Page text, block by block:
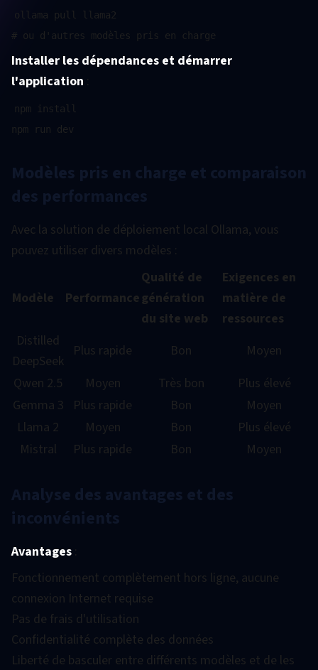
ollama pull llama2
Installer les dépendances et démarrer
l'application :
npm install
Modèles pris en charge et comparaison
des performances
Avec la solution de déploiement local Ollama, vous
pouvez utiliser divers modèles :
Modèle Performance
Qualité de
génération
du site web
Exigences en
matière de
ressources
Distilled
DeepSeek
Plus rapide Bon
Moyen
Qwen 2.5
Moyen Très bon
Plus élevé
Gemma 3
Plus rapide Bon
Moyen
Llama 2
Moyen Bon
Plus élevé
Mistral
Plus rapide Bon Moyen
Analyse des avantages et des
inconvénients
Avantages :
Fonctionnement complètement hors ligne, aucune
connexion Internet requise
Pas de frais d'utilisation
Confidentialité complète des données
Liberté de basculer entre différents modèles et de les